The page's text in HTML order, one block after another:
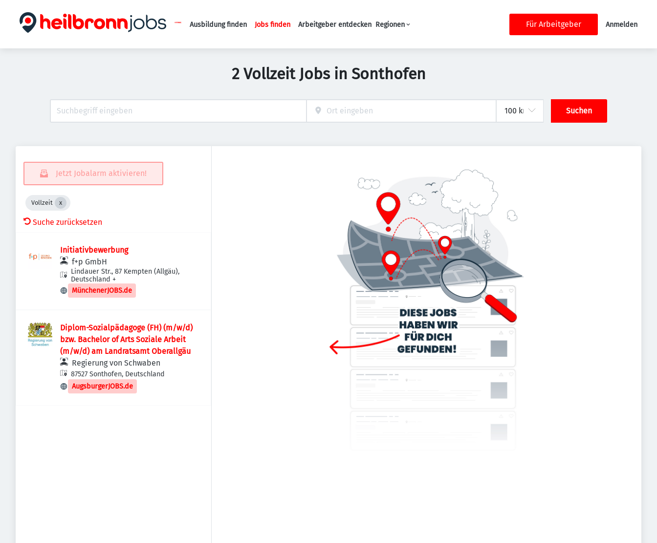
Haupt-Navigation
Ausbildung finden Jobs finden Arbeitgeber entdecken Regionen Für Arbeitgeber Anmelden
2 Vollzeit Jobs in Sonthofen
Suchen
Jetzt Jobalarm aktivieren!
Vollzeit
Suche zurücksetzen
Initiativbewerbung
f+p GmbH
Lindauer Str., 87 Kempten (Allgäu),
Deutschland +
MünchenerJOBS.de
Diplom-Sozialpädagoge (FH) (m/w/d)
bzw. Bachelor of Arts Soziale Arbeit
(m/w/d) am Landratsamt Oberallgäu
Regierung von Schwaben
87527 Sonthofen, Deutschland
AugsburgerJOBS.de